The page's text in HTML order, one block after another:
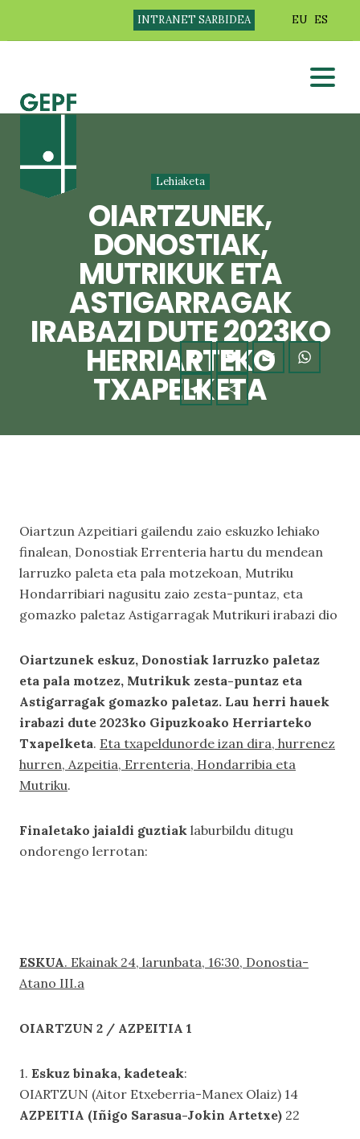
INTRANET SARBIDEA EU ES
Lehiaketa
OIARTZUNEK,
DONOSTIAK,
MUTRIKUK ETA
ASTIGARRAGAK
IRABAZI DUTE 2023KO
HERRIARTEKO
TXAPELKETA
Oiartzun Azpeitiari gailendu zaio eskuzko lehiako
finalean, Donostiak Errenteria hartu du mendean
larruzko paleta eta pala motzekoan, Mutriku
Hondarribiari nagusitu zaio zesta-puntaz, eta
gomazko paletaz Astigarragak Mutrikuri irabazi dio
Oiartzunek eskuz, Donostiak larruzko paletaz
eta pala motzez, Mutrikuk zesta-puntaz eta
Astigarragak gomazko paletaz. Lau herri hauek
irabazi dute 2023ko Gipuzkoako Herriarteko
Txapelketa. Eta txapeldunorde izan dira, hurrenez
hurren, Azpeitia, Errenteria, Hondarribia eta
Mutriku.
Finaletako jaialdi guztiak laburbildu ditugu
ondorengo lerrotan:
ESKUA. Ekainak 24, larunbata, 16:30, Donostia-
Atano III.a
OIARTZUN 2 / AZPEITIA 1
1. Eskuz binaka, kadeteak:
OIARTZUN (Aitor Etxeberria-Manex Olaiz) 14
AZPEITIA (Iñigo Sarasua-Jokin Artetxe) 22